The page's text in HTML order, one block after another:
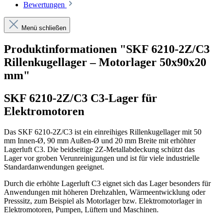
Bewertungen
Menü schließen
Produktinformationen "SKF 6210-2Z/C3
Rillenkugellager – Motorlager 50x90x20
mm"
SKF 6210-2Z/C3 C3-Lager für
Elektromotoren
Das SKF 6210-2Z/C3 ist ein einreihiges Rillenkugellager mit 50
mm Innen-Ø, 90 mm Außen-Ø und 20 mm Breite mit erhöhter
Lagerluft C3. Die beidseitige 2Z-Metallabdeckung schützt das
Lager vor groben Verunreinigungen und ist für viele industrielle
Standardanwendungen geeignet.
Durch die erhöhte Lagerluft C3 eignet sich das Lager besonders für
Anwendungen mit höheren Drehzahlen, Wärmeentwicklung oder
Presssitz, zum Beispiel als Motorlager bzw. Elektromotorlager in
Elektromotoren, Pumpen, Lüftern und Maschinen.